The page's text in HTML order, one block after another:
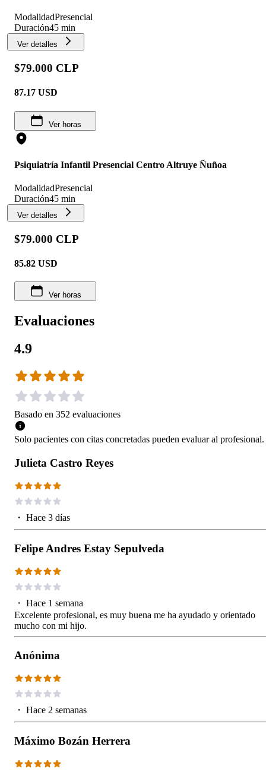
ModalidadPresencial
Duración45 min
Ver detalles
$79.000 CLP
87.17 USD
Ver horas
Psiquiatría Infantil Presencial Centro Altruye Ñuñoa
ModalidadPresencial
Duración45 min
Ver detalles
$79.000 CLP
85.82 USD
Ver horas
Evaluaciones
4.9
Basado en 352 evaluaciones
Solo pacientes con citas concretadas pueden evaluar al profesional.
Julieta Castro Reyes
・ Hace 3 días
Felipe Andres Estay Sepulveda
・ Hace 1 semana
Excelente profesional, es muy buena me ha ayudado y orientado
mucho con mi hijo.
Anónima
・ Hace 2 semanas
Máximo Bozán Herrera